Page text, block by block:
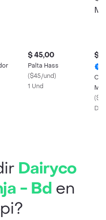
$ 45,00
Palta Hass
($45/und)
1 Und
$
(
Dairyco
- Bd en